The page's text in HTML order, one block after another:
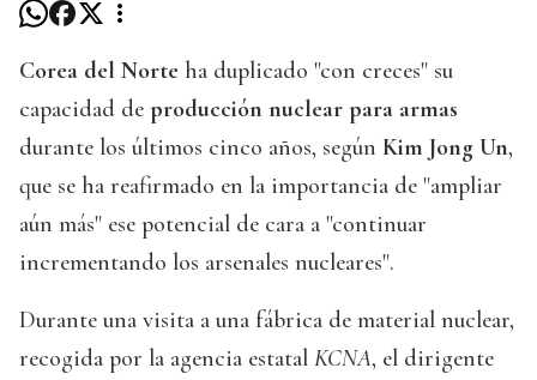
Corea del Norte ha duplicado "con creces" su
capacidad de producción nuclear para armas
durante los últimos cinco años, según Kim Jong Un,
que se ha reafirmado en la importancia de "ampliar
aún más" ese potencial de cara a "continuar
incrementando los arsenales nucleares".
Durante una visita a una fábrica de material nuclear,
recogida por la agencia estatal KCNA, el dirigente